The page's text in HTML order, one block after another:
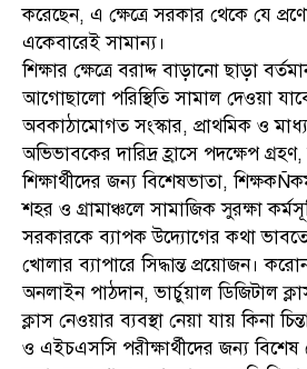
করেছেন, এ ক্ষেত্রে সরকার থেকে যে
একেবারেই সামান্য।
শিক্ষার ক্ষেত্রে বরাদ্দ বাড়ানো ছাড়া
আগোছালো পরিস্থিতি সামাল দেওয়া
অবকাঠামোগত সংস্কার, প্রাথমিক ও
অভিভাবকের দারিদ্র হ্রাসে পদক্ষেপ
শিক্ষার্থীদের জন্য বিশেষভাতা,
শহর ও গ্রামাঞ্চলে সামাজিক সুরক্ষা
সরকারকে ব্যাপক উদ্যোগের কথা ভাবতে
খোলার ব্যাপারে সিদ্ধান্ত প্রয়োজন।
অনলাইন পাঠদান, ভার্চুয়াল ডিজিটাল
ক্লাস নেওয়ার ব্যবস্থা নেয়া যায় কিনা
ও এইচএসসি পরীক্ষার্থীদের জন্য বিশেষ